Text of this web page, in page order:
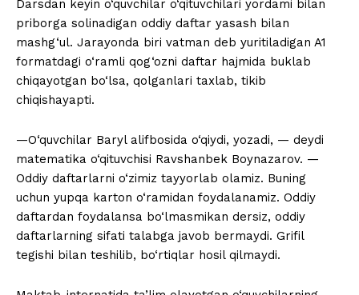
Darsdan keyin o‘quvchilar o‘qituvchilari yordami bilan
priborga solinadigan oddiy daftar yasash bilan
mashg‘ul. Jarayonda biri vatman deb yuritiladigan A1
formatdagi o‘ramli qog‘ozni daftar hajmida buklab
chiqayotgan bo‘lsa, qolganlari taxlab, tikib
chiqishayapti.
—O‘quvchilar Baryl alifbosida o‘qiydi, yozadi, — deydi
matematika o‘qituvchisi Ravshanbek Boynazarov. —
Oddiy daftarlarni o‘zimiz tayyorlab olamiz. Buning
uchun yupqa karton o‘ramidan foydalanamiz. Oddiy
daftardan foydalansa bo‘lmasmikan dersiz, oddiy
daftarlarning sifati talabga javob bermaydi. Grifil
tegishi bilan teshilib, bo‘rtiqlar hosil qilmaydi.